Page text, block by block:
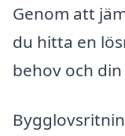
Genom att
du hitta en
behov och